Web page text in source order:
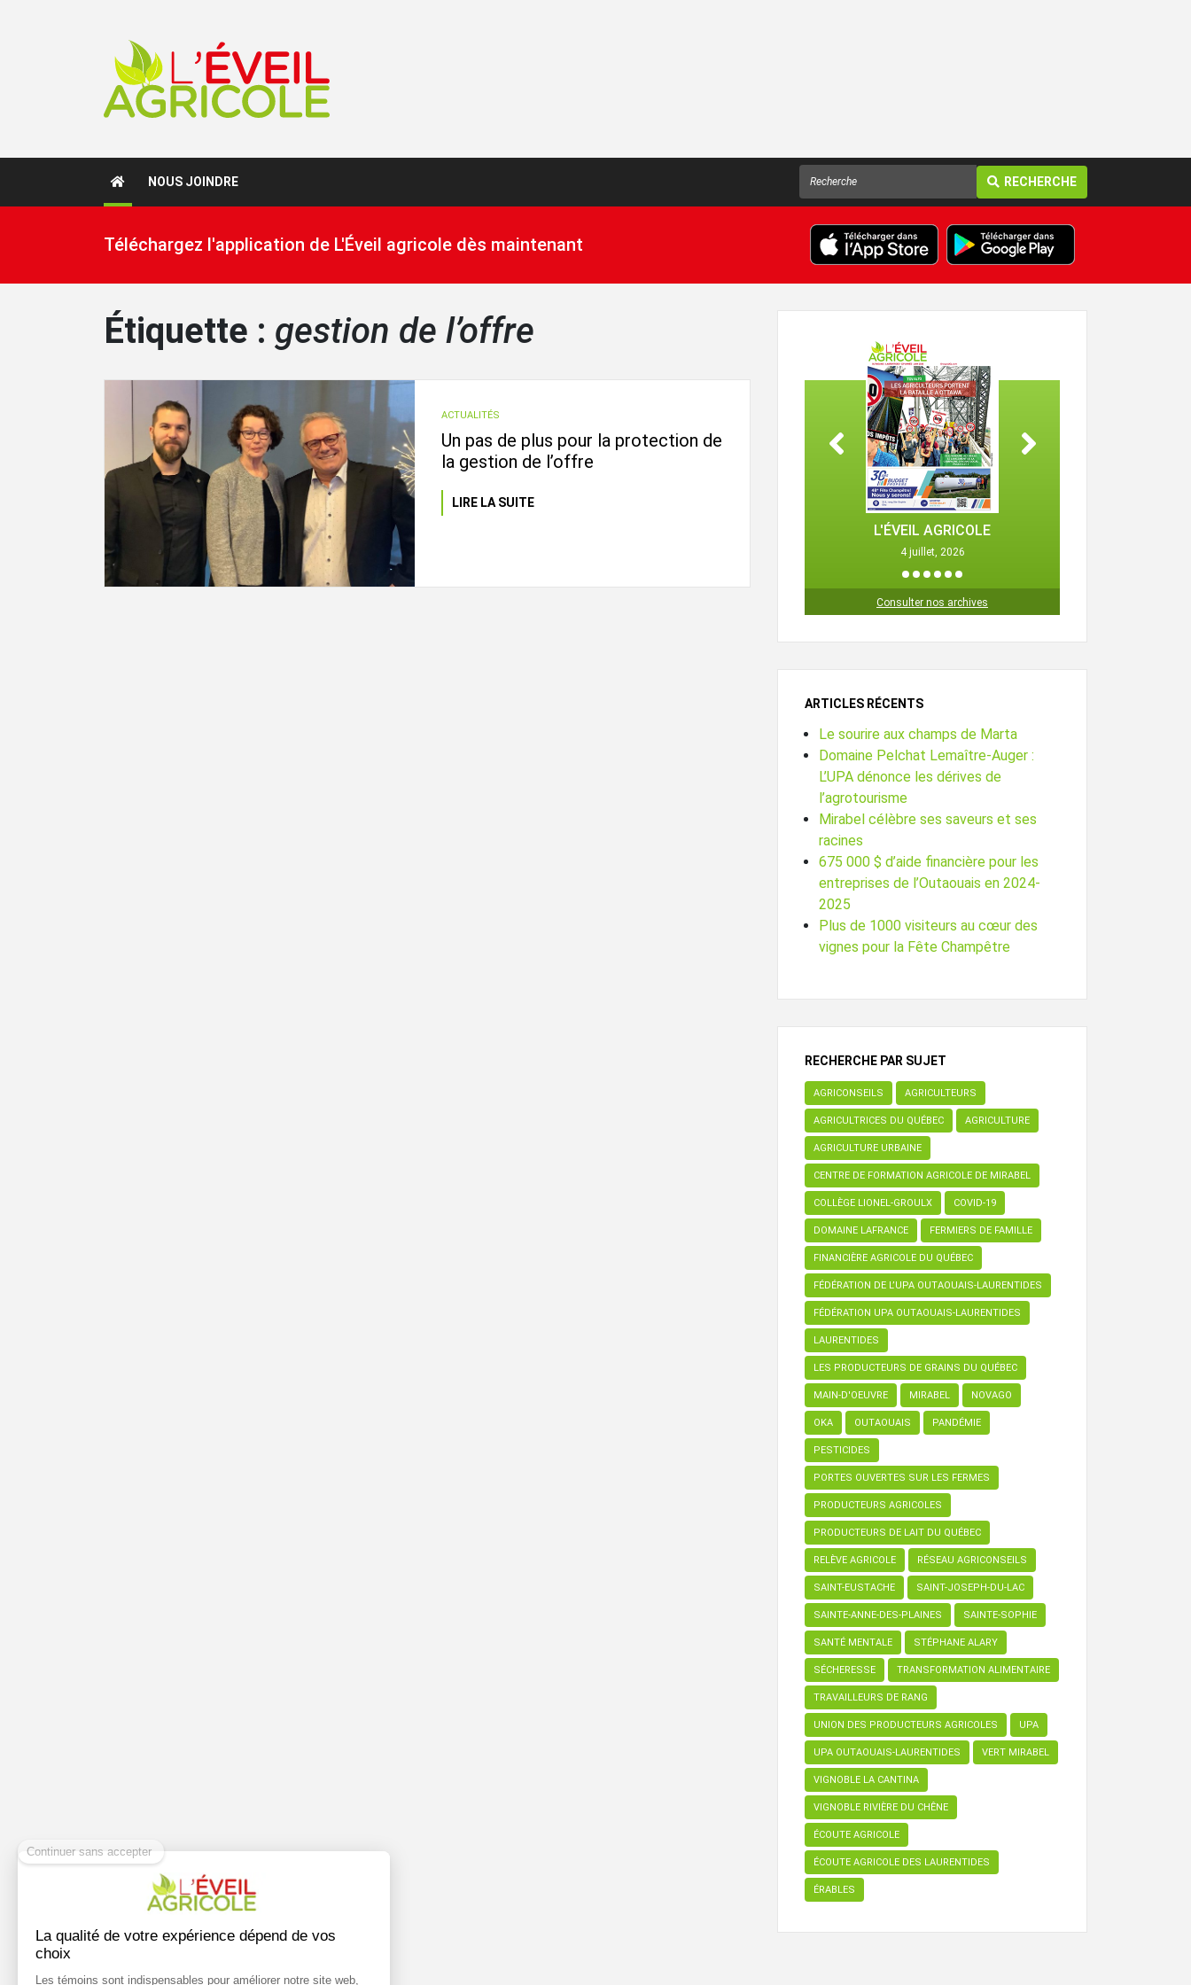
NOUS JOINDRE RECHERCHE
Téléchargez l'application de L'Éveil agricole dès maintenant
Étiquette : gestion de l’offre
ACTUALITÉS
Un pas de plus pour la protection de
la gestion de l’offre
LIRE LA SUITE
L'ÉVEIL AGRICOLE
4 juillet, 2026
1 2 3 4 5
Consulter nos archives
ARTICLES RÉCENTS
Le sourire aux champs de Marta
Domaine Pelchat Lemaître-Auger :
L’UPA dénonce les dérives de
l’agrotourisme
Mirabel célèbre ses saveurs et ses
racines
675 000 $ d’aide financière pour les
entreprises de l’Outaouais en 2024-
2025
Plus de 1000 visiteurs au cœur des
vignes pour la Fête Champêtre
RECHERCHE PAR SUJET
AGRICONSEILS AGRICULTEURS
AGRICULTRICES DU QUÉBEC AGRICULTURE
AGRICULTURE URBAINE
CENTRE DE FORMATION AGRICOLE DE MIRABEL
COLLÈGE LIONEL-GROULX COVID-19
DOMAINE LAFRANCE FERMIERS DE FAMILLE
FINANCIÈRE AGRICOLE DU QUÉBEC
FÉDÉRATION DE L’UPA OUTAOUAIS-LAURENTIDES
FÉDÉRATION UPA OUTAOUAIS-LAURENTIDES
LAURENTIDES
LES PRODUCTEURS DE GRAINS DU QUÉBEC
MAIN-D'OEUVRE MIRABEL NOVAGO
OKA OUTAOUAIS PANDÉMIE
PESTICIDES
PORTES OUVERTES SUR LES FERMES
PRODUCTEURS AGRICOLES
PRODUCTEURS DE LAIT DU QUÉBEC
RELÈVE AGRICOLE RÉSEAU AGRICONSEILS
SAINT-EUSTACHE SAINT-JOSEPH-DU-LAC
SAINTE-ANNE-DES-PLAINES SAINTE-SOPHIE
SANTÉ MENTALE STÉPHANE ALARY
SÉCHERESSE TRANSFORMATION ALIMENTAIRE
TRAVAILLEURS DE RANG
UNION DES PRODUCTEURS AGRICOLES UPA
UPA OUTAOUAIS-LAURENTIDES VERT MIRABEL
VIGNOBLE LA CANTINA
VIGNOBLE RIVIÈRE DU CHÊNE
ÉCOUTE AGRICOLE
ÉCOUTE AGRICOLE DES LAURENTIDES
ÉRABLES